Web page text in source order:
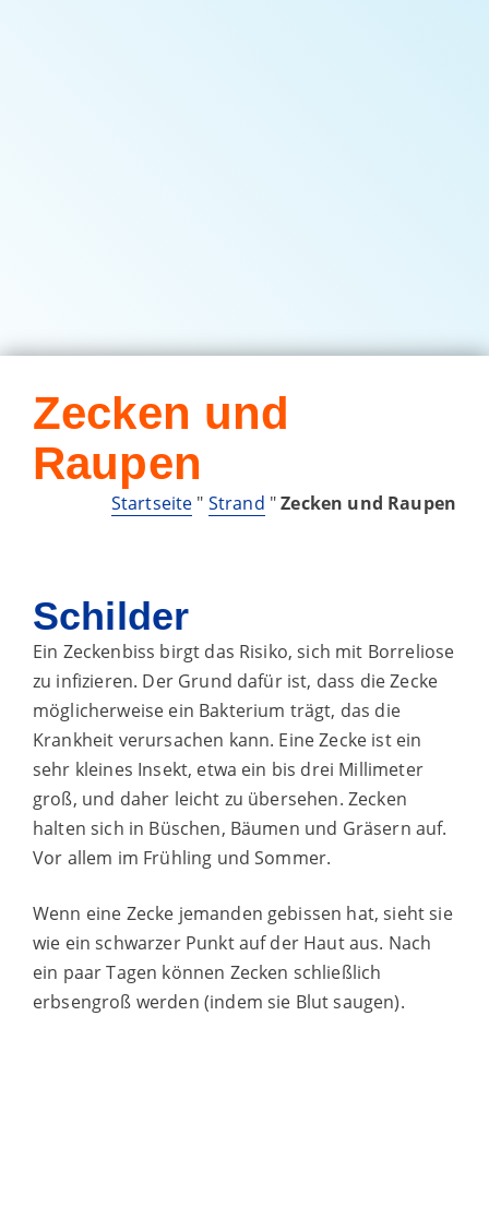
Zecken und
Raupen
Startseite " Strand "Zecken und Raupen
Schilder
Ein Zeckenbiss birgt das Risiko, sich mit Borreliose
zu infizieren. Der Grund dafür ist, dass die Zecke
möglicherweise ein Bakterium trägt, das die
Krankheit verursachen kann. Eine Zecke ist ein
sehr kleines Insekt, etwa ein bis drei Millimeter
groß, und daher leicht zu übersehen. Zecken
halten sich in Büschen, Bäumen und Gräsern auf.
Vor allem im Frühling und Sommer.
Wenn eine Zecke jemanden gebissen hat, sieht sie
wie ein schwarzer Punkt auf der Haut aus. Nach
ein paar Tagen können Zecken schließlich
erbsengroß werden (indem sie Blut saugen).